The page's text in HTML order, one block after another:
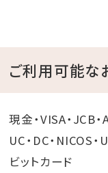
ご利用可能な
現金・VISA・JCB
UC・DC・NICOS
ビットカード